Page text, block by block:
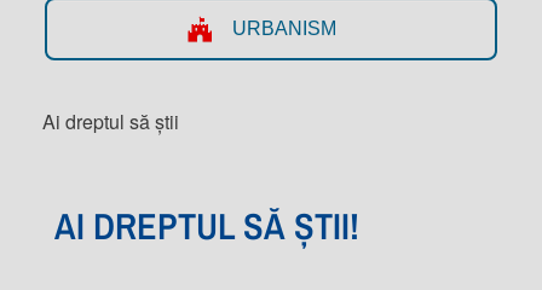
URBANISM
Ai dreptul să știi
AI DREPTUL SĂ ȘTII!